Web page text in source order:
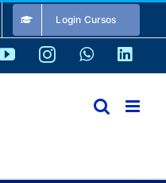
Login Cursos
YouTubeInstagramWhatsApp